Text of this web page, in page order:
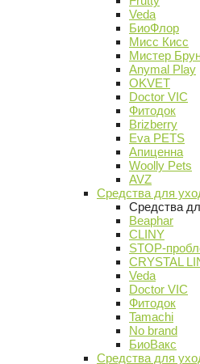
Veda
БиоФлор
Мисс Кисс
Мистер
Anymal Play
OKVET
Doctor VIC
Фитодок
Brizberry
Eva PETS
Апиценна
Woolly Pets
AVZ
Средства для
Средства
Beaphar
CLINY
STOP-
CRYSTAL
Veda
Doctor VIC
Фитодок
Tamachi
No brand
БиоВакс
Средства для